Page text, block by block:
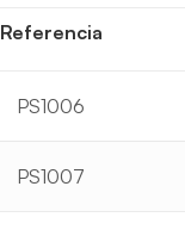
Referencia
PS1006
PS1007